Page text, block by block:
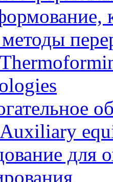
Auxiliary
для